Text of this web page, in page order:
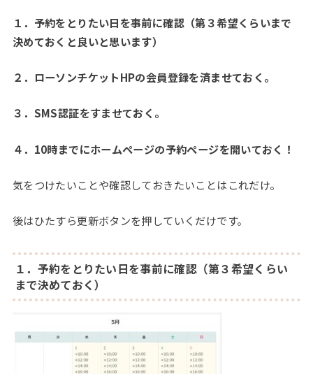
１．予約をとりたい日を事前に確認（第３希望くらいまで
決めておくと良いと思います）
２．ローソンチケットHPの会員登録を済ませておく。
３．SMS認証をすませておく。
４．10時までにホームページの予約ページを開いておく！
気をつけたいことや確認しておきたいことはこれだけ。
後はひたすら更新ボタンを押していくだけです。
１．予約をとりたい日を事前に確認（第３希望くらい
まで決めておく）